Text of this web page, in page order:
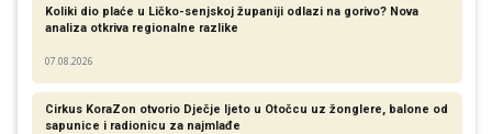
Koliki dio plaće u Ličko-senjskoj županiji odlazi na gorivo? Nova
analiza otkriva regionalne razlike​
07.08.2026
Cirkus KoraZon otvorio Dječje ljeto u Otočcu uz žonglere, balone od
sapunice i radionicu za najmlađe